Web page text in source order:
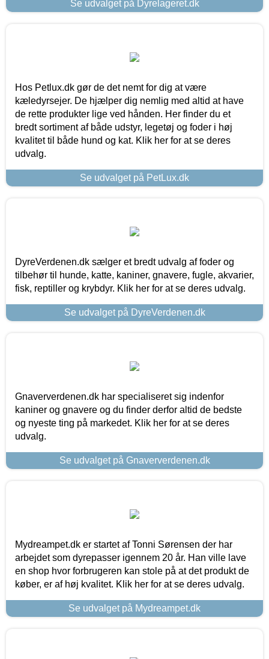
Se udvalget på Dyrelageret.dk
Hos Petlux.dk gør de det nemt for dig at være
kæledyrsejer. De hjælper dig nemlig med altid at have
de rette produkter lige ved hånden. Her finder du et
bredt sortiment af både udstyr, legetøj og foder i høj
kvalitet til både hund og kat. Klik her for at se deres
udvalg.
Se udvalget på PetLux.dk
DyreVerdenen.dk sælger et bredt udvalg af foder og
tilbehør til hunde, katte, kaniner, gnavere, fugle, akvarier,
fisk, reptiller og krybdyr. Klik her for at se deres udvalg.
Se udvalget på DyreVerdenen.dk
Gnaververdenen.dk har specialiseret sig indenfor
kaniner og gnavere og du finder derfor altid de bedste
og nyeste ting på markedet. Klik her for at se deres
udvalg.
Se udvalget på Gnaververdenen.dk
Mydreampet.dk er startet af Tonni Sørensen der har
arbejdet som dyrepasser igennem 20 år. Han ville lave
en shop hvor forbrugeren kan stole på at det produkt de
køber, er af høj kvalitet. Klik her for at se deres udvalg.
Se udvalget på Mydreampet.dk